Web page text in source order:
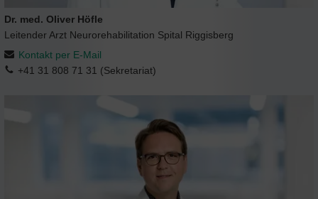
Dr. med. Oliver Höfle
Leitender Arzt Neurorehabilitation Spital Riggisberg
Kontakt per E-Mail
+41 31 808 71 31 (Sekretariat)